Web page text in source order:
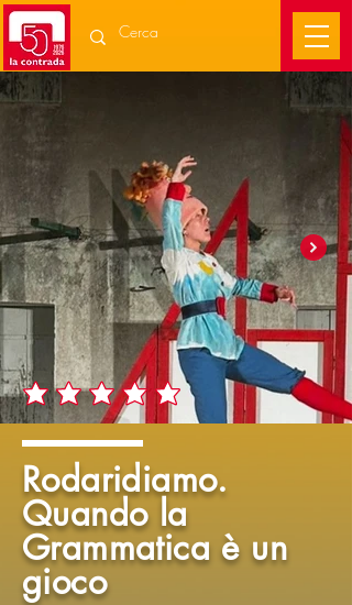
Rodaridiamo.
Quando la
Grammatica è un
gioco